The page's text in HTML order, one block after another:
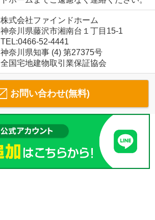
株式会社ファインドホーム
神奈川県藤沢市湘南台１丁目15-1
TEL:0466-52-4441
神奈川県知事 (4) 第27375号
全国宅地建物取引業保証協会
お問い合わせ(無料)